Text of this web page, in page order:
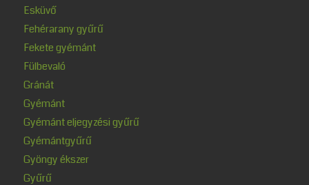
Esküvő
Fehérarany gyűrű
Fekete gyémánt
Fülbevaló
Gránát
Gyémánt
Gyémánt eljegyzési gyűrű
Gyémántgyűrű
Gyöngy ékszer
Gyűrű